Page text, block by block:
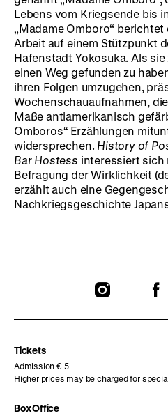
Lebens vom Kriegsende bis
„Madame Omboro“
Arbeit auf einem Stützpunkt
Hafenstadt Yokosuka. Als
einen Weg gefunden zu
ihren Folgen umzugehen,
Wochenschauaufnahmen,
Maße antiamerikanisch
Omboros“ Erzählungen
widersprechen. History of
Bar Hostess interessiert sich
Befragung der Wirklichkeit
erzählt auch eine
Nachkriegsgeschichte
To
To
Tickets
Admission € 5
Higher prices may be charged for
Box Office